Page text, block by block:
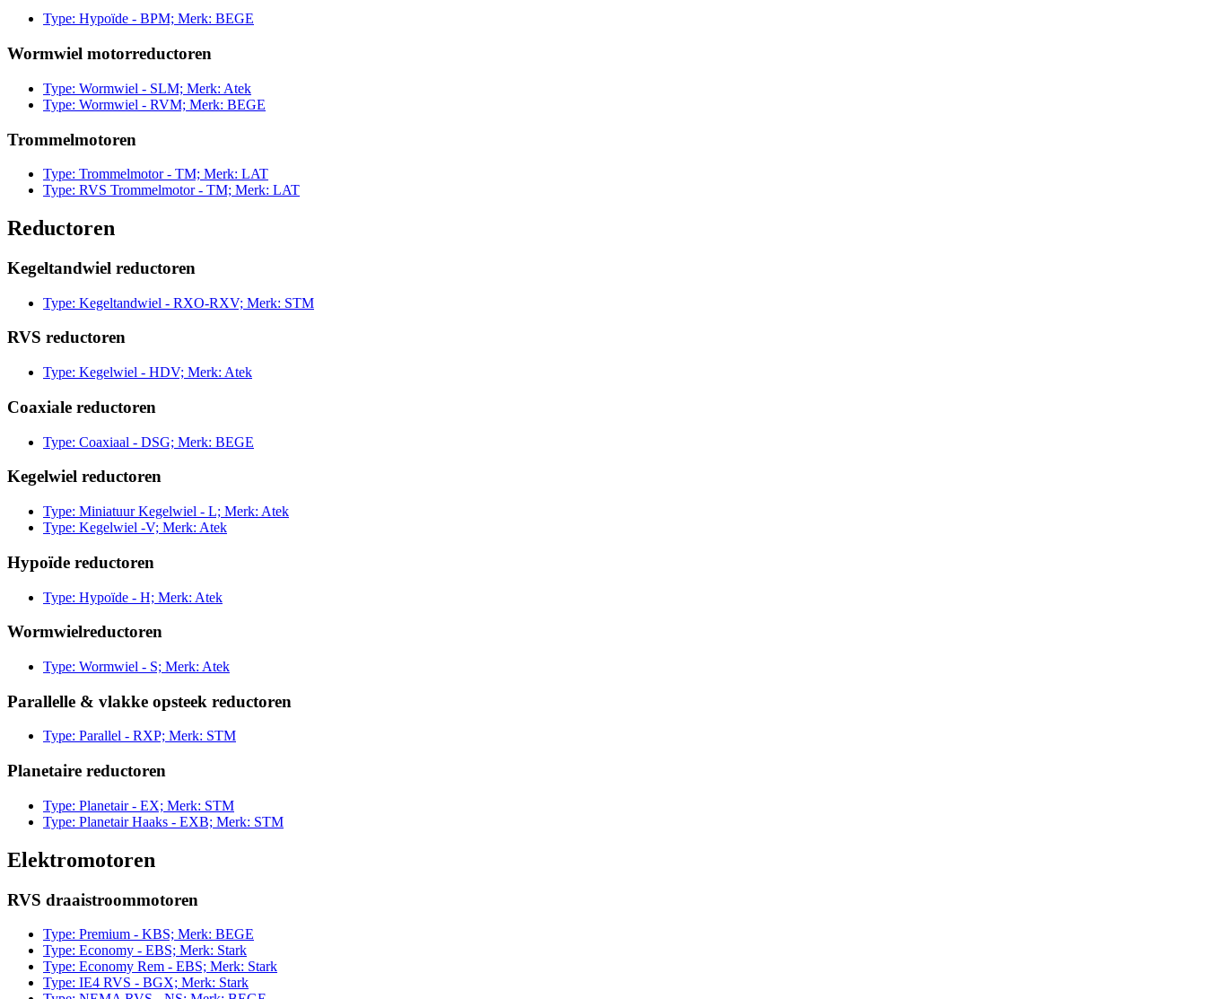
Type: Hypoïde - BPM; Merk: BEGE
Wormwiel motorreductoren
Type: Wormwiel - SLM; Merk: Atek
Type: Wormwiel - RVM; Merk: BEGE
Trommelmotoren
Type: Trommelmotor - TM; Merk: LAT
Type: RVS Trommelmotor - TM; Merk: LAT
Reductoren
Kegeltandwiel reductoren
Type: Kegeltandwiel - RXO-RXV; Merk: STM
RVS reductoren
Type: Kegelwiel - HDV; Merk: Atek
Coaxiale reductoren
Type: Coaxiaal - DSG; Merk: BEGE
Kegelwiel reductoren
Type: Miniatuur Kegelwiel - L; Merk: Atek
Type: Kegelwiel -V; Merk: Atek
Hypoïde reductoren
Type: Hypoïde - H; Merk: Atek
Wormwielreductoren
Type: Wormwiel - S; Merk: Atek
Parallelle & vlakke opsteek reductoren
Type: Parallel - RXP; Merk: STM
Planetaire reductoren
Type: Planetair - EX; Merk: STM
Type: Planetair Haaks - EXB; Merk: STM
Elektromotoren
RVS draaistroommotoren
Type: Premium - KBS; Merk: BEGE
Type: Economy - EBS; Merk: Stark
Type: Economy Rem - EBS; Merk: Stark
Type: IE4 RVS - BGX; Merk: Stark